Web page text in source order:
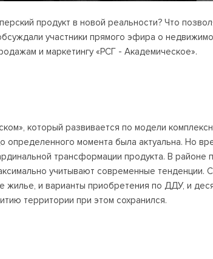
продукт в новой реальности? Что
участники прямого эфира о
и маркетингу «РСГ - Академическое».
который развивается по модели
определенного момента была актуальна. Но
трансформации продукта. В районе
учитывают современные
жилье, и варианты приобретения по ДДУ, и
территории при этом сохранился.